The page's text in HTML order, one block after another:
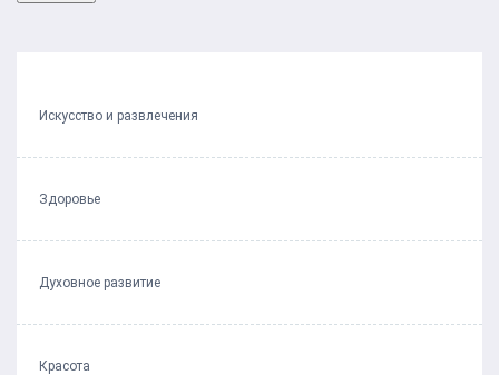
Искусство и развлечения
Здоровье
Духовное развитие
Красота